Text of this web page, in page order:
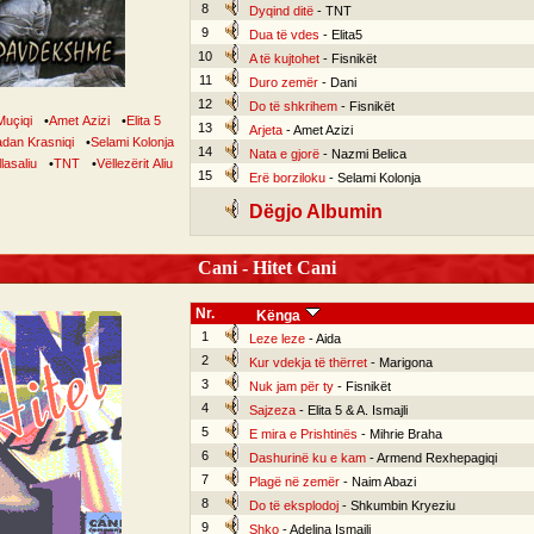
•Amet Azizi •Elita 5
Krasniqi
•Selami Kolonja
•TNT •Vëllezërit Aliu
8 Dyqind ditë- TNT
9
Dua të vdes - Elita5
10
A të kujtohet- Fisnikët
11
Duro zemër- Dani
12
Do të shkrihem- Fisnikët
13
Arjeta- Amet Azizi
14
Nata e gjorë- Nazmi Belica
15
Erë borziloku- Selami Kolonja
Dëgjo Albumin
Cani - Hitet Cani
Nr. Kënga
1 Leze leze- Aida
2
Kur vdekja të thërret- Marigona
3
Nuk jam për ty- Fisnikët
4
Sajzeza- Elita 5 & A. Ismajli
5
E mira e Prishtinës - Mihrie Braha
6
Dashurinë ku e kam- Armend Rexhepagiqi
7
Plagë në zemër- Naim Abazi
8
Do të eksplodoj- Shkumbin Kryeziu
9
Shko- Adelina Ismajli